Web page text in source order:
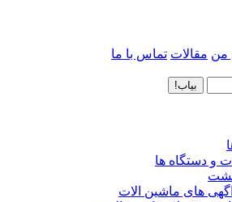
من مقالات تماس با ما
بیاب!
و دستگاه ها
های ماشین الات